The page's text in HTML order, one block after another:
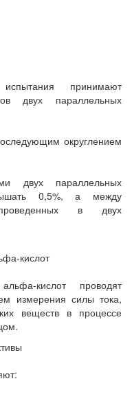
принимают
двух параллельных
округлением
двух параллельных
0,5%, а между
в двух
кислот
кислот проводят
измерения силы тока,
веществ в процессе